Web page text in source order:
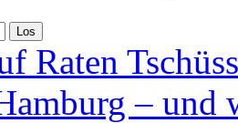
Raten
– und